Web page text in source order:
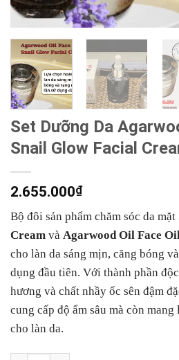
Set Dưỡng Da
Snail Glow Facial
2.655.000₫
Bộ đôi sản phẩm chăm sóc da mặt
Cream và Agarwood Oil Face
cho làn da sáng mịn, căng bóng
dụng đầu tiên. Với thành phần
hương và chất nhầy ốc sên đậm
cung cấp độ ẩm sâu mà còn
cho làn da.